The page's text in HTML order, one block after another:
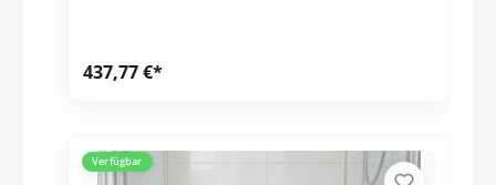
437,77 €*
Verfügbar